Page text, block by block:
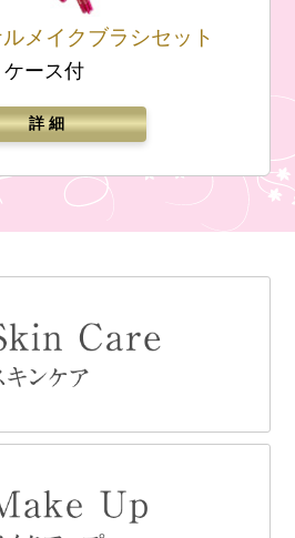
メイクブラシセット
ケース付
詳 細